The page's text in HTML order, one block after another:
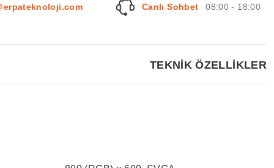
Canlı Sohbet 08:00 - 18:00
TEKNİK ÖZELLİKLER